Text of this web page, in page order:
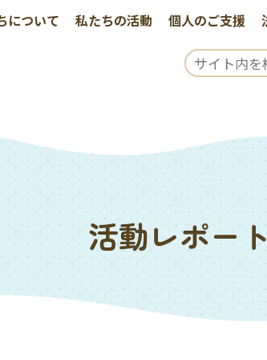
について 私たちの活動 個人のご支援
活動レポート